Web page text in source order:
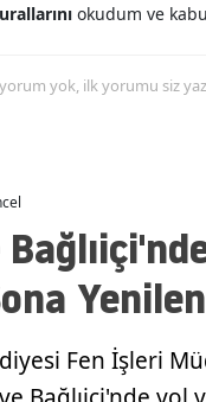
okudum ve
yok, ilk yorumu siz
Fen İşleri